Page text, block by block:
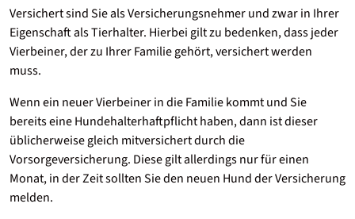
Versichert sind Sie als Versicherungsnehmer und zwar in Ihrer
Eigenschaft als Tierhalter. Hierbei gilt zu bedenken, dass jeder
Vierbeiner, der zu Ihrer Familie gehört, versichert werden
muss.
Wenn ein neuer Vierbeiner in die Familie kommt und Sie
bereits eine Hundehalterhaftpflicht haben, dann ist dieser
üblicherweise gleich mitversichert durch die
Vorsorgeversicherung. Diese gilt allerdings nur für einen
Monat, in der Zeit sollten Sie den neuen Hund der Versicherung
melden.